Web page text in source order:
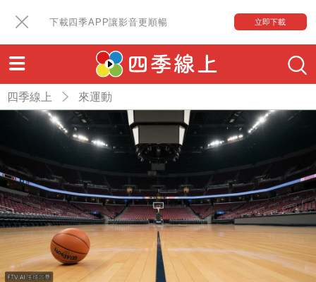
下載四季APP讓影音更順暢 立即下載
四季線上 來運動